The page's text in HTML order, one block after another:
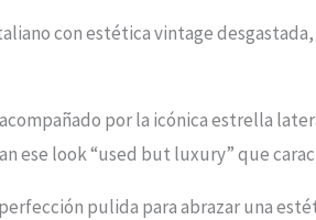
con estética vintage
por la icónica estrella
ese look “used but luxury” que
pulida para abrazar una